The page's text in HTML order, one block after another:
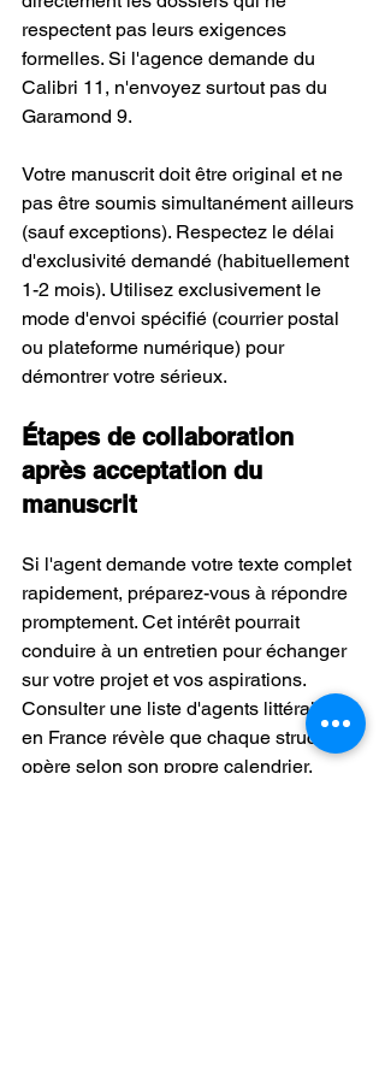
respectent pas leurs exigences
formelles. Si l'agence demande du
Calibri 11, n'envoyez surtout pas du
Garamond 9.
Votre manuscrit doit être original et ne
pas être soumis simultanément ailleurs
(sauf exceptions). Respectez le délai
d'exclusivité demandé (habituellement
1-2 mois). Utilisez exclusivement le
mode d'envoi spécifié (courrier postal
ou plateforme numérique) pour
démontrer votre sérieux.
Étapes de collaboration
après acceptation du
manuscrit
Si l'agent demande votre texte complet
rapidement, préparez-vous à répondre
promptement. Cet intérêt pourrait
conduire à un entretien pour échanger
sur votre projet et vos aspirations.
Consulter une liste d'agents littéraires
en France révèle que chaque structure
opère selon son propre calendrier.